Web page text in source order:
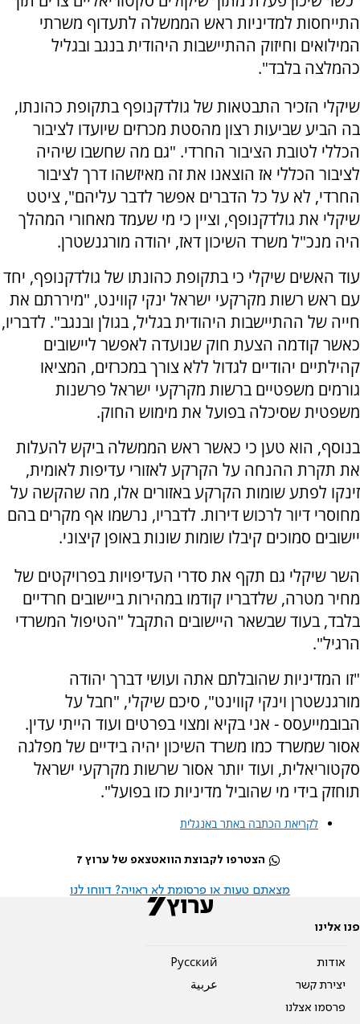
התייחסות למדיניות ראש הממשלה לתעדוף משרתי
המילואים וחיזוק ההתיישבות היהודית בנגב ובגליל
כהמלצה בלבד".
שיקלי הזכיר התבטאות של גולדקנופף בתקופת כהונתו,
בה הביע שביעות רצון מהסטת מכרזים שיועדו לציבור
הכללי לטובת הציבור החרדי. "גם מה שחשבו שיהיה
לציבור הכללי אז הוצאנו את זה מאיזשהו דרך לציבור
החרדי, לא על כל הדברים אפשר לדבר עליהם", ציטט
שיקלי את גולדקנופף, וציין כי מי שעמד מאחורי המהלך
היה מנכ"ל משרד השיכון דאז, יהודה מורגנשטרן.
עוד האשים שיקלי כי בתקופת כהונתו של גולדקנופף, יחד
עם ראש רשות מקרקעי ישראל ינקי קווינט, "מיררתם את
חייה של ההתיישבות היהודית בגליל, בגולן ובנגב". לדבריו,
כאשר קודמה הצעת חוק שנועדה לאפשר ליישובים
קהילתיים יהודיים לגדול ללא צורך במכרזים, המציאו
גורמים משפטיים ברשות מקרקעי ישראל פרשנות
משפטית שסיכלה בפועל את מימוש החוק.
בנוסף, הוא טען כי כאשר ראש הממשלה ביקש להעלות
את תקרת ההנחה על הקרקע לאזורי עדיפות לאומית,
זינקו לפתע שומות הקרקע באזורים אלו, מה שהקשה על
מחוסרי דיור לרכוש דירות. לדבריו, נרשמו אף מקרים בהם
יישובים סמוכים קיבלו שומות שונות באופן קיצוני.
השר שיקלי גם תקף את סדרי העדיפויות בפרויקטים של
מחיר מטרה, שלדבריו קודמו במהירות ביישובים חרדיים
בלבד, בעוד שבשאר היישובים התקבל "הטיפול המשרדי
הרגיל".
"זו המדיניות שהובלתם אתה ועושי דברך יהודה
מורגנשטרן וינקי קווינט", סיכם שיקלי, "חבל על
הבובמייעסס - אני בקיא ומצוי בפרטים ועוד הייתי עדין.
אסור שמשרד כמו משרד השיכון יהיה בידיים של מפלגה
סקטוריאלית, ועוד יותר אסור שרשות מקרקעי ישראל
תוחזק בידי מי שהוביל מדיניות כזו בפועל".
לקריאת הכתבה באתר באנגלית
הצטרפו לקבוצת הוואטצאפ של ערוץ 7
מצאתם טעות או פרסומת לא ראויה? דווחו לנו
פנו אלינו
אודות
יצירת קשר
פרסמו אצלנו
Pусский
عربية